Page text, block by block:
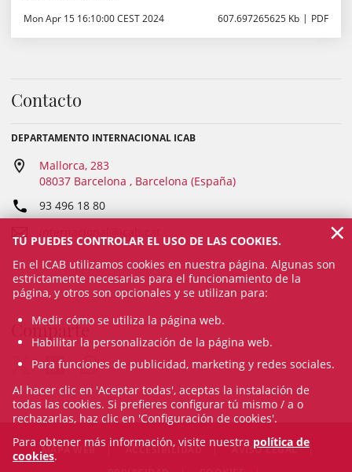
Mon Apr 15 16:10:00 CEST 2024 607.697265625 Kb PDF
Contacto
DEPARTAMENTO INTERNACIONAL ICAB
Mallorca, 283
08037 Barcelona , Barcelona (España)
93 496 18 80
Comparte
MAPA WEB ACCESIBILIDAD
AVISO LEGAL
TÚ PUEDES CONTROLAR EL USO DE LAS COOKIES.
En el ICAB utilizamos cookies en nuestra página. Algunas son
estrictamente necesarias para el funcionamiento de la
página, y otros son opcionales y se utilizan para:
Medir cómo se utiliza la página web.
Habilitar la personalización de la página web.
Para funciones de publicidad, marketing y redes sociales.
Al hacer clic en 'Aceptar todas', aceptas la instalación de
todas las cookies. Si prefieres configurar tú mismo / a o
rechazarlas, haz clic en 'Configuración de cookies'.
Para obtener más información, visite nuestra política de
cookies.
×